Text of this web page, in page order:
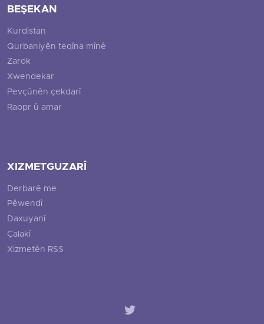
BEŞEKAN
Kurdistan
Qurbaniyên teqîna mînê
Zarok
Xwendekar
Pevçûnên çekdarî
Raopr û amar
XIZMETGUZARÎ
Derbarê me
Pêwendî
Daxuyanî
Çalakî
Xizmetên RSS